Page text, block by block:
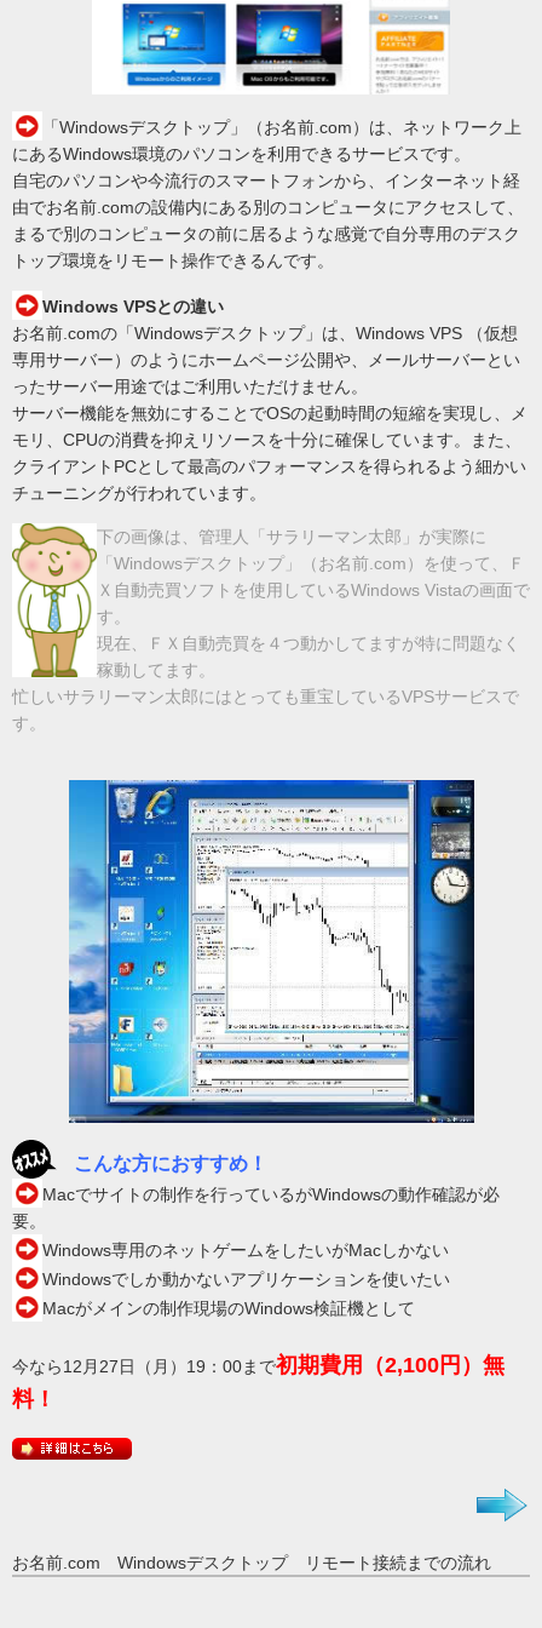
「Windowsデスクトップ」（お名前.com）は、ネットワーク上
にあるWindows環境のパソコンを利用できるサービスです。
自宅のパソコンや今流行のスマートフォンから、インターネット経
由でお名前.comの設備内にある別のコンピュータにアクセスして、
まるで別のコンピュータの前に居るような感覚で自分専用のデスク
トップ環境をリモート操作できるんです。
Windows VPSとの違い
お名前.comの「Windowsデスクトップ」は、Windows VPS （仮想
専用サーバー）のようにホームページ公開や、メールサーバーとい
ったサーバー用途ではご利用いただけません。
サーバー機能を無効にすることでOSの起動時間の短縮を実現し、メ
モリ、CPUの消費を抑えリソースを十分に確保しています。また、
クライアントPCとして最高のパフォーマンスを得られるよう細かい
チューニングが行われています。
下の画像は、管理人「サラリーマン太郎」が実際に
「Windowsデスクトップ」（お名前.com）を使って、Ｆ
Ｘ自動売買ソフトを使用しているWindows Vistaの画面で
す。
現在、ＦＸ自動売買を４つ動かしてますが特に問題なく
稼動してます。
忙しいサラリーマン太郎にはとっても重宝しているVPSサービスで
す。
こんな方におすすめ！
Macでサイトの制作を行っているがWindowsの動作確認が必
要。
Windows専用のネットゲームをしたいがMacしかない
Windowsでしか動かないアプリケーションを使いたい
Macがメインの制作現場のWindows検証機として
今なら12月27日（月）19：00まで初期費用（2,100円）無
料！
お名前.com Windowsデスクトップ リモート接続までの流れ